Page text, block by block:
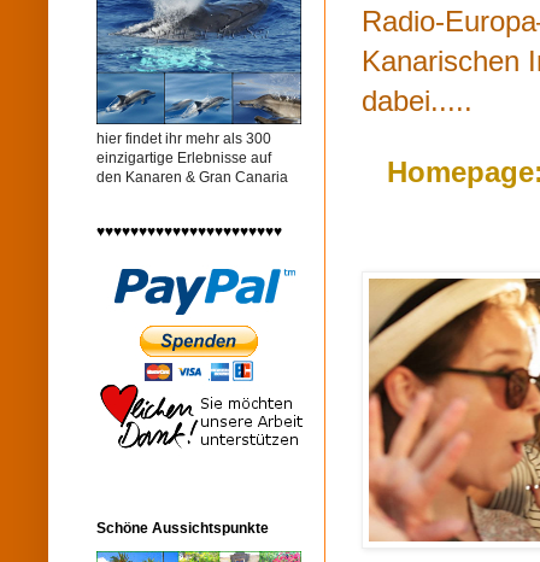
Radio-
Kanarischen
dabei.....
hier findet ihr mehr als 300
einzigartige Erlebnisse auf
den Kanaren & Gran Canaria
♥♥♥♥♥♥♥♥♥♥♥♥♥♥♥♥♥♥♥♥♥♥
Schöne Aussichtspunkte